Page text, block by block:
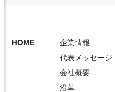
HOME
企業情報
代表メッセージ
会社概要
沿革